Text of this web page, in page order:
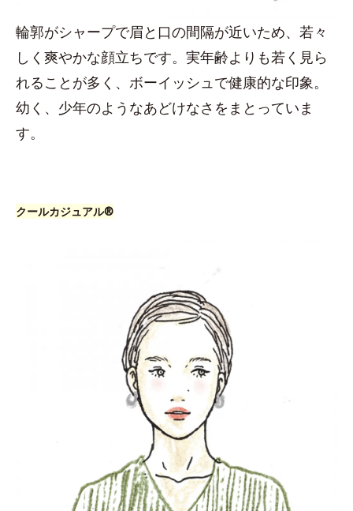
輪郭がシャープで眉と口の間隔が近いため、若々
しく爽やかな顔立ちです。実年齢よりも若く見ら
れることが多く、ボーイッシュで健康的な印象。
幼く、少年のようなあどけなさをまとっていま
す。
クールカジュアル®